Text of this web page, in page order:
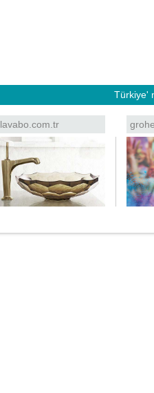
Türkiye'
lavabo.com.tr